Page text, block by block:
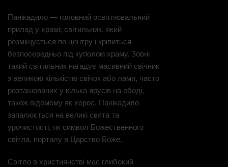
Панікадило — головний освітлювальний
прилад у храмі; світильник, який
розміщується по центру і кріпиться
безпосередньо під куполом храму. Зовні
такий світильник нагадує масивний свічник
з великою кількістю свічок або ламп, часто
розташованих у кілька ярусів на ободі,
також відомому як хорос. Панікадило
запалюється на великі свята та
урочистості, як символ Божественного
світла, порталу в Царство Боже.
Світло в християнстві має глибокий